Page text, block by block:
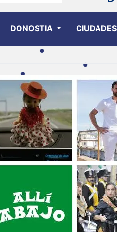
DONOSTIA CIUDADES